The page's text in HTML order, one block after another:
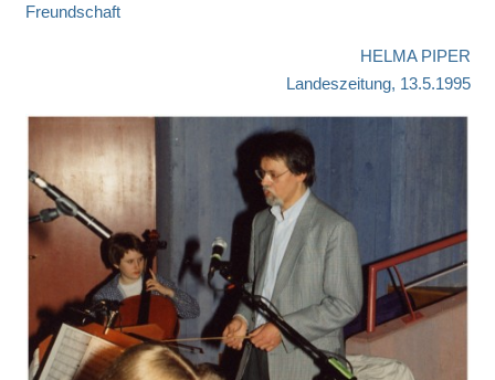
Freundschaft
HELMA PIPER
Landeszeitung, 13.5.1995